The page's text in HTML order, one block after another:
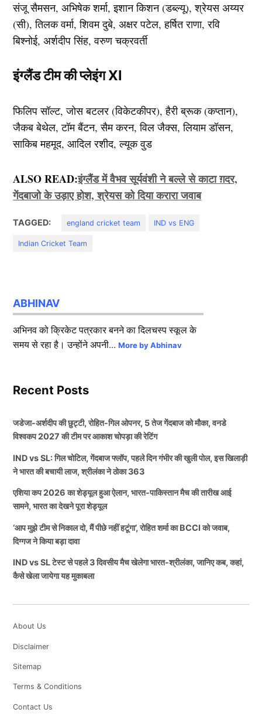
संजू सैमसन, अभिषेक शर्मा, इशान किशन (डब्ल्यू), श्रेयस अय्यर
(सी), तिलक वर्मा, शिवम दुबे, अक्षर पटेल, हर्षित राणा, रवि
बिश्नोई, अर्शदीप सिंह, वरुण चक्रवर्ती
इंग्लैंड टीम की प्लेइंग XI
फिलिप सॉल्ट, जोस बटलर (विकेटकीपर), हैरी ब्रूक (कप्तान),
जैकब बेथेल, टॉम बैंटन, सैम करन, विल जैक्स, लियाम डॉसन,
साकिब महमूद, आदिल रशीद, ल्यूक वुड
ALSO READ:इंग्लैंड में वैभव सूर्यवंशी ने बल्ले से काटा ग़दर,
गेंदबाजो के उड़ाए होश, श्रेयस को दिया करारा जवाब
TAGGED: england cricket team IND vs ENG
Indian Cricket Team
ABHINAV
अभिनव को क्रिकेट पत्रकार बनने का दिलचस्प स्कूल के
समय से रहा है। उन्होंने अपनी...More by Abhinav
Recent Posts
जडेजा-अर्शदीप की छुट्टी, रोहित-गिल ओपनर, 5 तेज गेंदबाज को मौका, वनडे
विश्वकप 2027 की टीम पर आकाश चोपड़ा की रेटिंग
IND vs SL: गिल चोटिल, गेंदबाज फ्लॉप, पहले दिन गंभीर की खुली पोल, इस खिलाड़ी
ने भारत की बचायी लाज, श्रीलंका ने ठोका 363
एशिया कप 2026 का शेड्यूल हुआ ऐलान, भारत-पाकिस्तान मैच की तारीख आई
सामने, भारत का देखने पूरा शेड्यूल
‘आप मुझे टीम से निकाल दो, मैं पीछे नहीं हटूंगा’, रोहित शर्मा का BCCI को जवाब,
दिग्गज ने किया बड़ा दावा
IND vs SL टेस्ट से पहले 3 दिवसीय मैच खेलेगा भारत-श्रीलंका, जानिए कब, कहां,
कैसे खेला जायेगा यह मुकाबला
About Us
Disclaimer
Sitemap
Terms & Conditions
Contact Us